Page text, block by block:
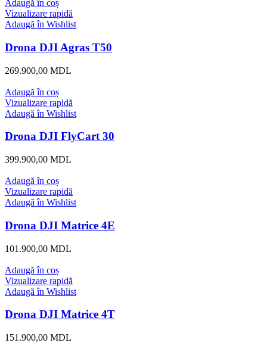
Adaugă în coș
Vizualizare rapidă
Adaugă în Wishlist
Drona DJI Agras T50
269.900,00 MDL
Adaugă în coș
Vizualizare rapidă
Adaugă în Wishlist
Drona DJI FlyCart 30
399.900,00 MDL
Adaugă în coș
Vizualizare rapidă
Adaugă în Wishlist
Drona DJI Matrice 4E
101.900,00 MDL
Adaugă în coș
Vizualizare rapidă
Adaugă în Wishlist
Drona DJI Matrice 4T
151.900,00 MDL